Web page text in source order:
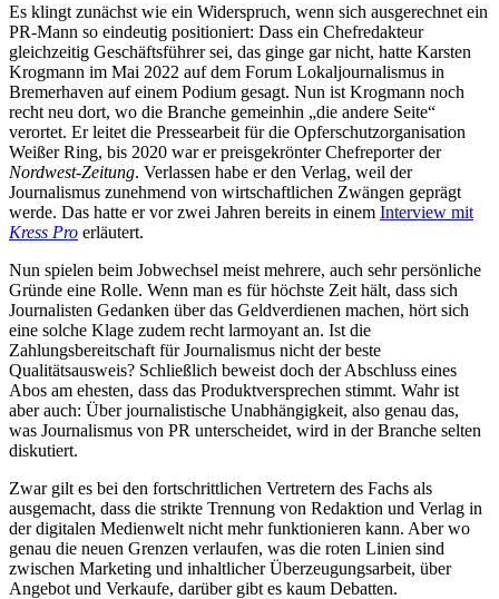
Es klingt zunächst wie ein Widerspruch, wenn sich ausgerechnet ein
PR-Mann so eindeutig positioniert: Dass ein Chefredakteur
gleichzeitig Geschäftsführer sei, das ginge gar nicht, hatte Karsten
Krogmann im Mai 2022 auf dem Forum Lokaljournalismus in
Bremerhaven auf einem Podium gesagt. Nun ist Krogmann noch
recht neu dort, wo die Branche gemeinhin „die andere Seite“
verortet. Er leitet die Pressearbeit für die Opferschutzorganisation
Weißer Ring, bis 2020 war er preisgekrönter Chefreporter der
Nordwest-Zeitung. Verlassen habe er den Verlag, weil der
Journalismus zunehmend von wirtschaftlichen Zwängen geprägt
werde. Das hatte er vor zwei Jahren bereits in einem Interview mit
Kress Pro erläutert.
Nun spielen beim Jobwechsel meist mehrere, auch sehr persönliche
Gründe eine Rolle. Wenn man es für höchste Zeit hält, dass sich
Journalisten Gedanken über das Geldverdienen machen, hört sich
eine solche Klage zudem recht larmoyant an. Ist die
Zahlungsbereitschaft für Journalismus nicht der beste
Qualitätsausweis? Schließlich beweist doch der Abschluss eines
Abos am ehesten, dass das Produktversprechen stimmt. Wahr ist
aber auch: Über journalistische Unabhängigkeit, also genau das,
was Journalismus von PR unterscheidet, wird in der Branche selten
diskutiert.
Zwar gilt es bei den fortschrittlichen Vertretern des Fachs als
ausgemacht, dass die strikte Trennung von Redaktion und Verlag in
der digitalen Medienwelt nicht mehr funktionieren kann. Aber wo
genau die neuen Grenzen verlaufen, was die roten Linien sind
zwischen Marketing und inhaltlicher Überzeugungsarbeit, über
Angebot und Verkaufe, darüber gibt es kaum Debatten.